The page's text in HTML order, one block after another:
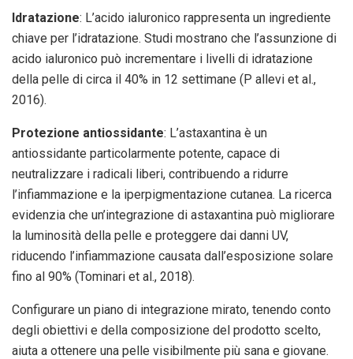
Idratazione: L’acido ialuronico rappresenta un ingrediente
chiave per l’idratazione. Studi mostrano che l’assunzione di
acido ialuronico può incrementare i livelli di idratazione
della pelle di circa il 40% in 12 settimane (P allevi et al.,
2016).
Protezione antiossidante: L’astaxantina è un
antiossidante particolarmente potente, capace di
neutralizzare i radicali liberi, contribuendo a ridurre
l’infiammazione e la iperpigmentazione cutanea. La ricerca
evidenzia che un’integrazione di astaxantina può migliorare
la luminosità della pelle e proteggere dai danni UV,
riducendo l’infiammazione causata dall’esposizione solare
fino al 90% (Tominari et al., 2018).
Configurare un piano di integrazione mirato, tenendo conto
degli obiettivi e della composizione del prodotto scelto,
aiuta a ottenere una pelle visibilmente più sana e giovane.